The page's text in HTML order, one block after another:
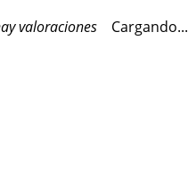
valoraciones
Cargando...